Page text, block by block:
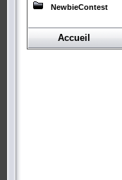
NewbieContest
Accueil